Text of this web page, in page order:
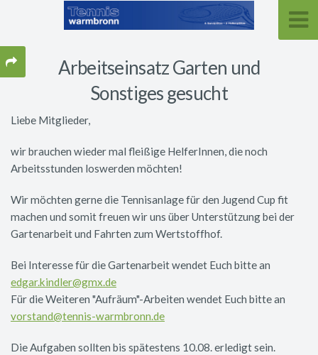
Arbeitseinsatz Garten und
Sonstiges gesucht
Liebe Mitglieder,
wir brauchen wieder mal fleißige HelferInnen, die noch
Arbeitsstunden loswerden möchten!
Wir möchten gerne die Tennisanlage für den Jugend Cup fit
machen und somit freuen wir uns über Unterstützung bei der
Gartenarbeit und Fahrten zum Wertstoffhof.
Bei Interesse für die Gartenarbeit wendet Euch bitte an
edgar.kindler@gmx.de
Für die Weiteren "Aufräum"-Arbeiten wendet Euch bitte an
vorstand@tennis-warmbronn.de
Die Aufgaben sollten bis spätestens 10.08. erledigt sein.